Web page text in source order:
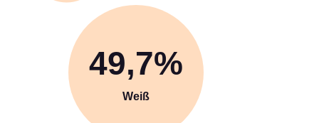
49,7%
Weiß